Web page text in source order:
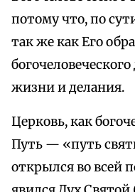
потому что, по
так же как Его
жизни и делания.
Церковь, как
Путь — «путь
открылся во всей